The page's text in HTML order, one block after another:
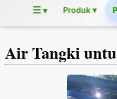
☰ ▾ Produk ▾
Air Tangki